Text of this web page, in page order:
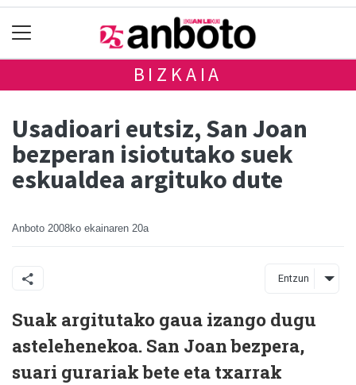
BIZKAIA
Usadioari eutsiz, San Joan
bezperan isiotutako suek
eskualdea argituko dute
Anboto 2008ko ekainaren 20a
Entzun
Suak argitutako gaua izango dugu
astelehenekoa. San Joan bezpera,
suari gurariak bete eta txarrak